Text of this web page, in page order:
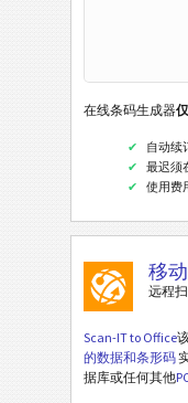
在线条码生成器
自动续
最迟须
使用费
移
远程
Scan-IT to Office
的数据和条形码
据库或任何其他